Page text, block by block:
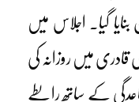
گیا۔ اجلاس میں
قادری میں روزانہ کی
کے ساتھ رابطے